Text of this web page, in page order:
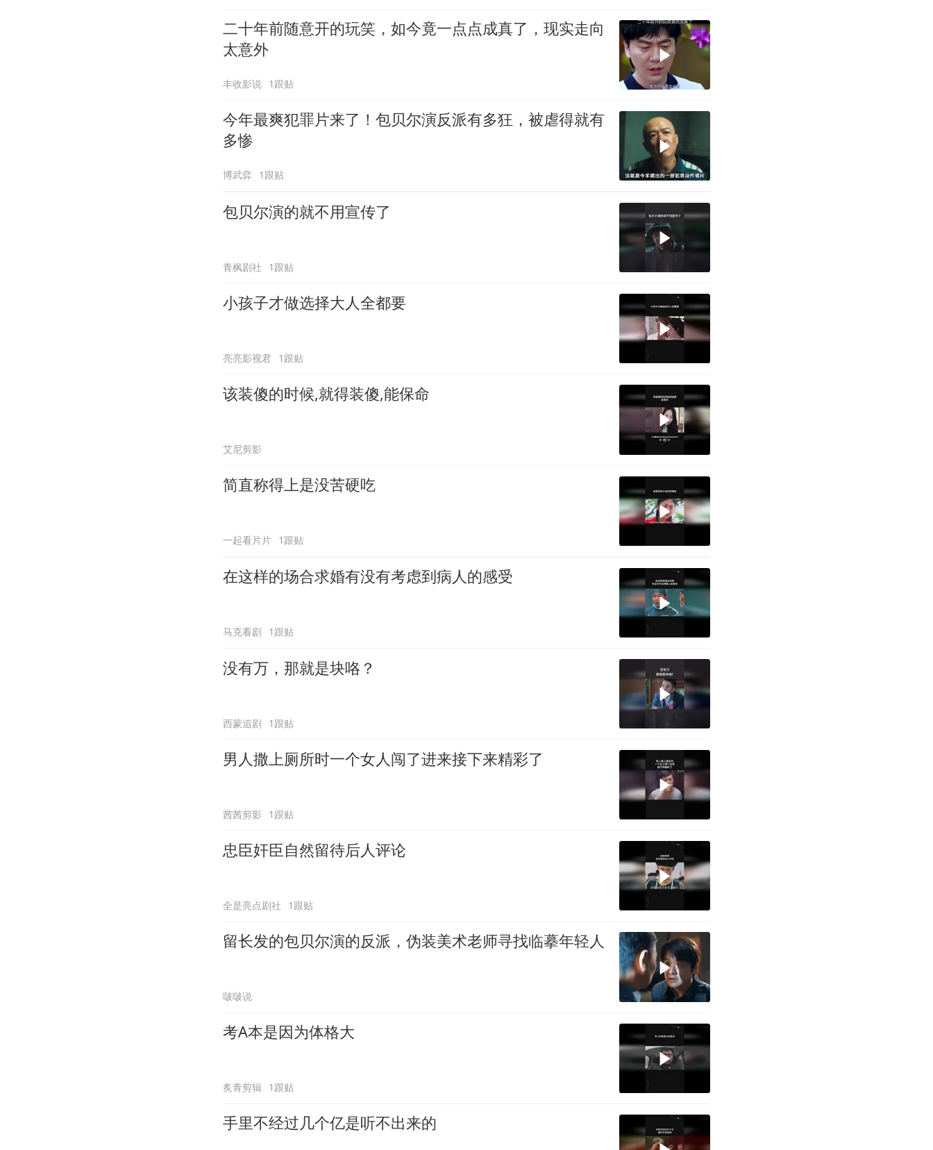
二十年前随意开的玩笑，如今竟一点点成真了，现实走向
太意外
丰收影说 1跟贴
今年最爽犯罪片来了！包贝尔演反派有多狂，被虐得就有
多惨
博武弈 1跟贴
包贝尔演的就不用宣传了
青枫剧社 1跟贴
小孩子才做选择大人全都要
亮亮影视君 1跟贴
该装傻的时候,就得装傻,能保命
艾尼剪影
简直称得上是没苦硬吃
一起看片片 1跟贴
在这样的场合求婚有没有考虑到病人的感受
马克看剧 1跟贴
没有万，那就是块咯？
西蒙追剧 1跟贴
男人撒上厕所时一个女人闯了进来接下来精彩了
茜茜剪影 1跟贴
忠臣奸臣自然留待后人评论
全是亮点剧社 1跟贴
留长发的包贝尔演的反派，伪装美术老师寻找临摹年轻人
啵啵说
考A本是因为体格大
炙青剪辑 1跟贴
手里不经过几个亿是听不出来的